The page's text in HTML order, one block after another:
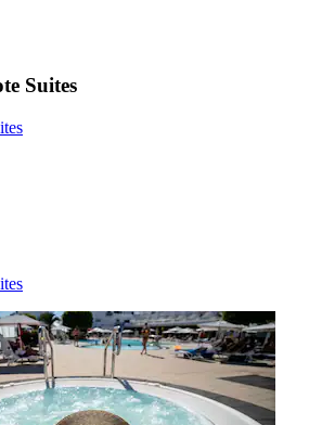
Suites